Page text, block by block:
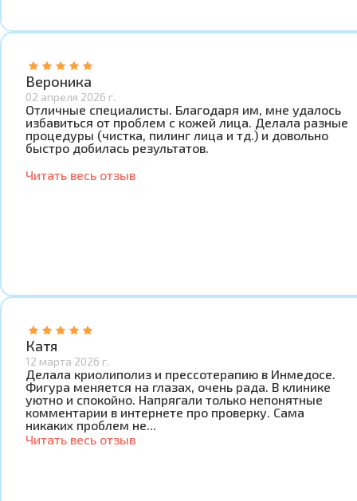
Вероника
02 апреля 2026 г.
Отличные специалисты. Благодаря им, мне удалось
избавиться от проблем с кожей лица. Делала разные
процедуры (чистка, пилинг лица и тд.) и довольно
быстро добилась результатов.
Читать весь отзыв
Катя
12 марта 2026 г.
Делала криолиполиз и прессотерапию в Инмедосе.
Фигура меняется на глазах, очень рада. В клинике
уютно и спокойно. Напрягали только непонятные
комментарии в интернете про проверку. Сама
никаких проблем не...
Читать весь отзыв